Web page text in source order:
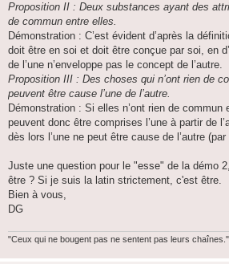
Proposition II : Deux substances ayant des
de commun entre elles.
Démonstration : C’est évident d’après la
doit être en soi et doit être conçue par soi, en
de l’une n’enveloppe pas le concept de l’autre.
Proposition III : Des choses qui n’ont rien de
peuvent être cause l’une de l’autre.
Démonstration : Si elles n’ont rien de commun
peuvent donc être comprises l’une à partir de
dès lors l’une ne peut être cause de l’autre
Juste une question pour le "esse" de la démo
être ? Si je suis la latin strictement, c'est être.
Bien à vous,
DG
"Ceux qui ne bougent pas ne sentent pas leurs